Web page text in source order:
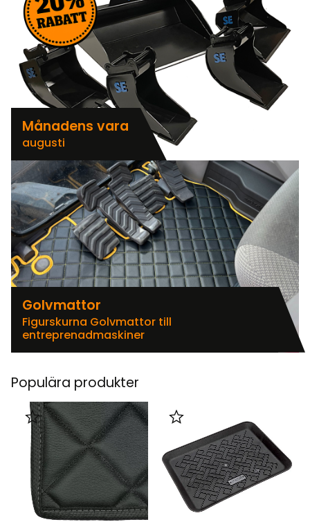
Månadens vara
augusti
Golvmattor
Figurskurna Golvmattor till
entreprenadmaskiner
Populära produkter
Lägg till i favoriter Lägg till i favoriter